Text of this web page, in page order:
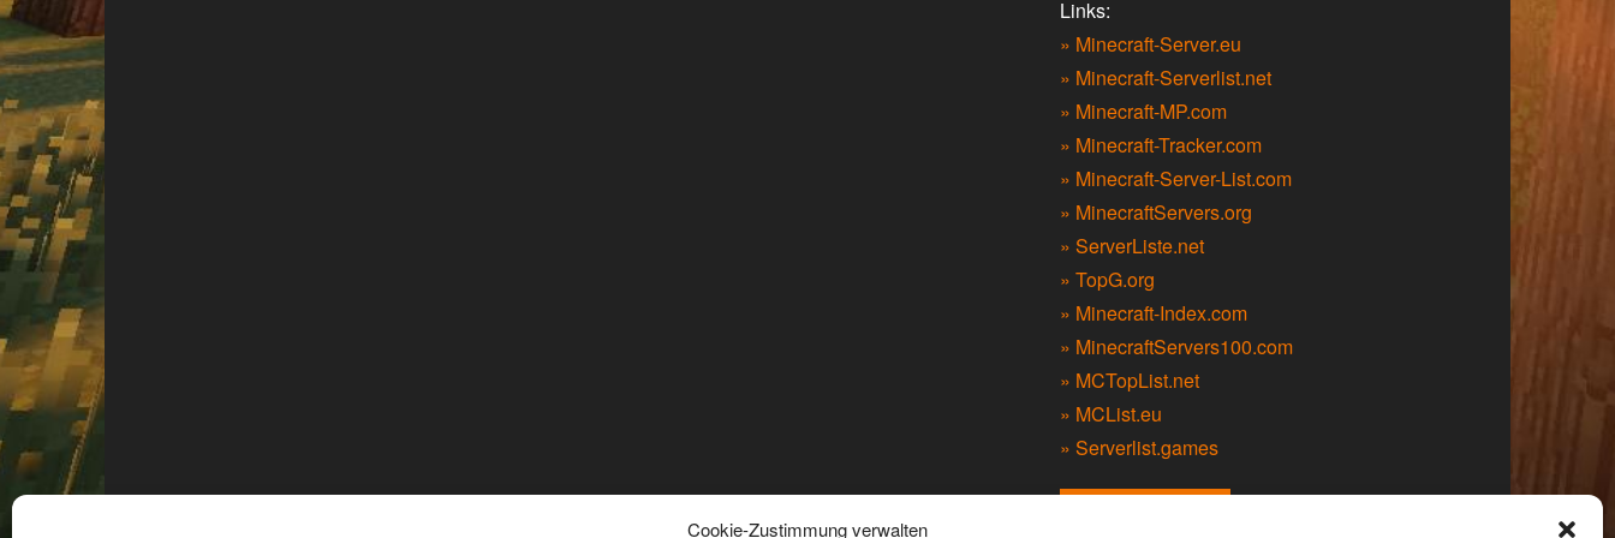
Cookie-Zustimmung verwalten
Links:
» Minecraft-Server.eu
» Minecraft-Serverlist.net
» Minecraft-MP.com
» Minecraft-Tracker.com
» Minecraft-Server-List.com
» MinecraftServers.org
» ServerListe.net
» TopG.org
» Minecraft-Index.com
» MinecraftServers100.com
» MCTopList.net
» MCList.eu
» Serverlist.games